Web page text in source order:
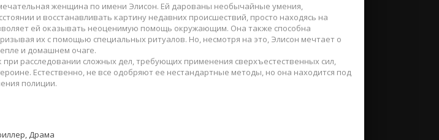
Военные
Семейные
Спортивные
Вестерны
Фэнтези
женщина по имени Элисон. Ей дарованы необычайные умения,
и восстанавливать картину недавних происшествий, просто находясь на
ей оказывать неоценимую помощь окружающим. Она также способна
их с помощью специальных ритуалов. Но, несмотря на это, Элисон мечтает о
и домашнем очаге.
при расследовании сложных дел, требующих применения сверхъестественных сил,
Естественно, не все одобряют ее нестандартные методы, но она находится под
полиции.
Драма